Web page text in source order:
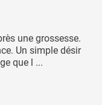
une grossesse.
Un simple désir
que l ...